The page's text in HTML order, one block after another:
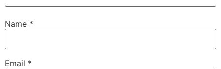
Name *
Email *